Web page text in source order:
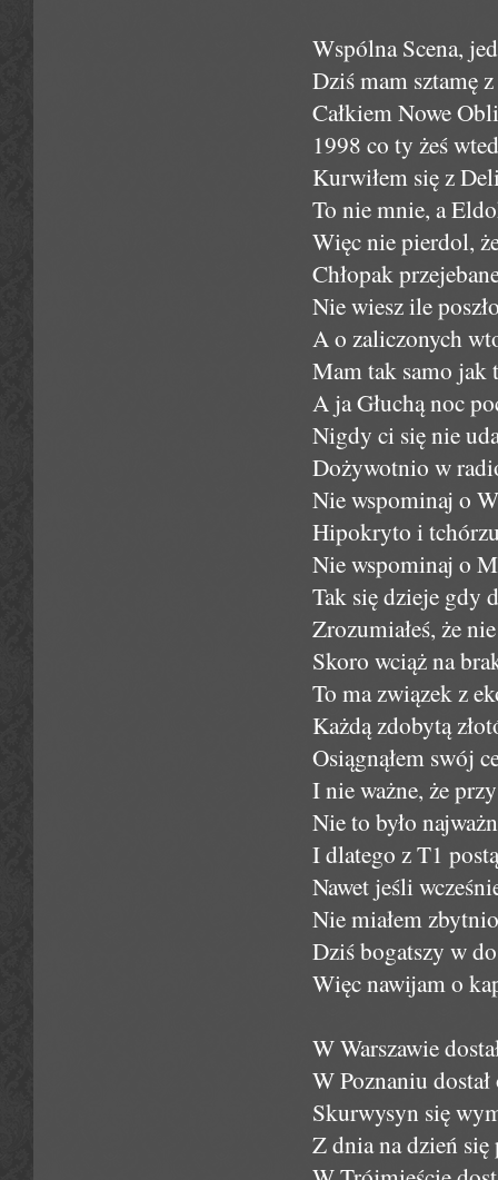
Wspólna Scena,
Dziś mam sztamę
Całkiem Nowe
1998 co ty żeś
Kurwiłem się z
To nie mnie, a
Więc nie pierdol,
Chłopak
Nie wiesz ile
A o zaliczonych
Mam tak samo jak
A ja Głuchą noc
Nigdy ci się nie
Dożywotnio w
Nie wspominaj o
Hipokryto i
Nie wspominaj o
Tak się dzieje gdy
Zrozumiałeś, że
Skoro wciąż na
To ma związek z
Każdą zdobytą
Osiągnąłem swój
I nie ważne, że
Nie to było
I dlatego z T1
Nawet jeśli
Nie miałem
Dziś bogatszy w
Więc nawijam o
W Warszawie
W Poznaniu dostał
Skurwysyn się
Z dnia na dzień się